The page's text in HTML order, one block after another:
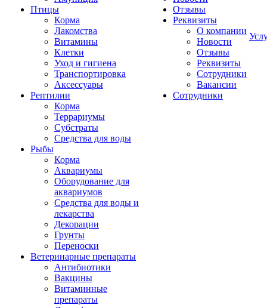
Птицы
Корма
Лакомства
Витамины
Клетки
Уход и гигиена
Транспортировка
Аксессуары
Рептилии
Корма
Террариумы
Субстраты
Средства для воды
Рыбы
Корма
Аквариумы
Оборудование для
аквариумов
Средства для воды и
лекарства
Декорации
Грунты
Переноски
Ветеринарные препараты
Антибиотики
Вакцины
Витаминные
препараты
Отзывы
Реквизиты
О компании
Новости
Отзывы
Реквизиты
Сотрудники
Вакансии
Сотрудники